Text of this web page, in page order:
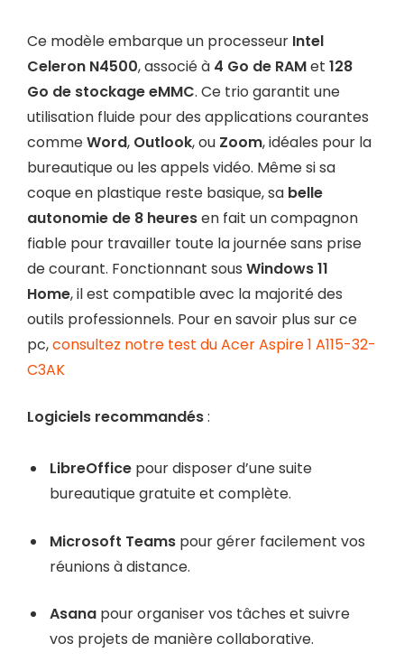
Ce modèle embarque un processeur Intel
Celeron N4500, associé à 4 Go de RAMet 128
Go de stockage eMMC. Ce trio garantit une
utilisation fluide pour des applications courantes
commeWord, Outlook, ou Zoom, idéales pour la
bureautique ou les appels vidéo. Même si sa
coque en plastique reste basique, sa belle
autonomie de 8 heuresen fait un compagnon
fiable pour travailler toute la journée sans prise
de courant. Fonctionnant sous Windows 11
Home, il est compatible avec la majorité des
outils professionnels. Pour en savoir plus sur ce
pc,consultez notre test du Acer Aspire 1 A115-32-
C3AK
Logiciels recommandés:
LibreOffice pour disposer d’une suite
bureautique gratuite et complète.
Microsoft Teams pour gérer facilement vos
réunions à distance.
Asana pour organiser vos tâches et suivre
vos projets de manière collaborative.